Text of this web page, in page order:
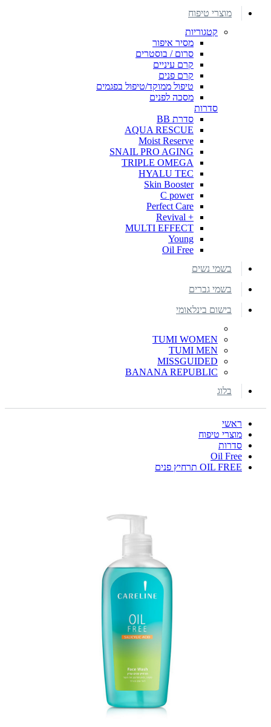
מוצרי טיפוח
קטגוריות
מסיר איפור
סרום / בוסטרים
קרם עיניים
קרם פנים
טיפול ממוקד/טיפול בפגמים
מסכה לפנים
סדרות
סדרת BB
AQUA RESCUE
Moist Reserve
SNAIL PRO AGING
TRIPLE OMEGA
HYALU TEC
Skin Booster
C power
Perfect Care
+ Revival
MULTI EFFECT
Young
Oil Free
בשמי נשים
בשמי גברים
בישום בינלאומי
TUMI WOMEN
TUMI MEN
MISSGUIDED
BANANA REPUBLIC
בלוג
ראשי
מוצרי טיפוח
סדרות
Oil Free
OIL FREE תרחיץ פנים